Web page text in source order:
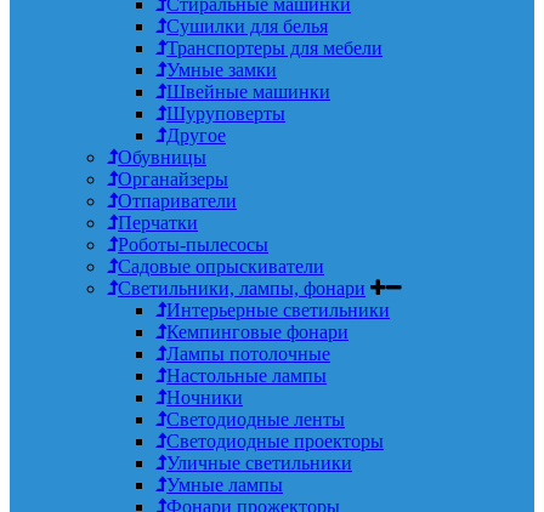
Сушилки для белья
Транспортеры для мебели
Умные замки
Швейные машинки
Шуруповерты
Другое
Обувницы
Органайзеры
Отпариватели
Перчатки
Роботы-пылесосы
Садовые опрыскиватели
Светильники, лампы, фонари
Интерьерные светильники
Кемпинговые фонари
Лампы потолочные
Настольные лампы
Ночники
Светодиодные ленты
Светодиодные проекторы
Уличные светильники
Умные лампы
Фонари прожекторы